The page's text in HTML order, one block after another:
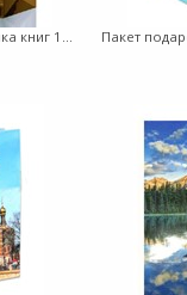
Пакет подарочный Стопка книг 18х23х8 (медв)